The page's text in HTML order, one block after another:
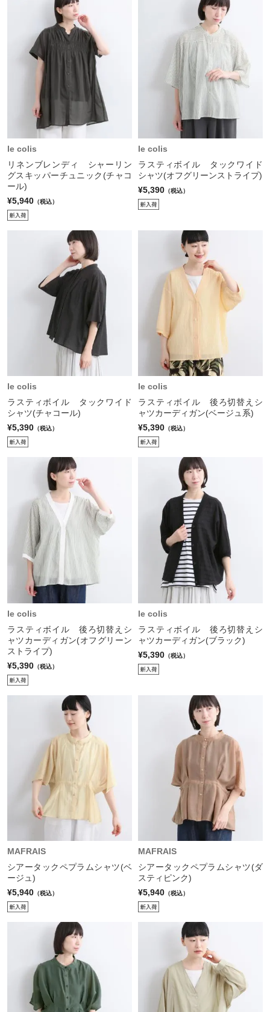
le colis
リネンブレンディ シャーリン
グスキッパーチュニック(チャコ
ール)
¥5,940 （税込）
le colis
ラスティボイル タックワイド
シャツ(オフグリーンストライプ)
¥5,390 （税込）
le colis
ラスティボイル タックワイド
シャツ(チャコール)
¥5,390 （税込）
le colis
ラスティボイル 後ろ切替えシ
ャツカーディガン(ベージュ系)
¥5,390 （税込）
le colis
ラスティボイル 後ろ切替えシ
ャツカーディガン(オフグリーン
ストライプ)
¥5,390 （税込）
le colis
ラスティボイル 後ろ切替えシ
ャツカーディガン(ブラック)
¥5,390 （税込）
MAFRAIS
シアータックペプラムシャツ(ベ
ージュ)
¥5,940 （税込）
MAFRAIS
シアータックペプラムシャツ(ダ
スティピンク)
¥5,940 （税込）